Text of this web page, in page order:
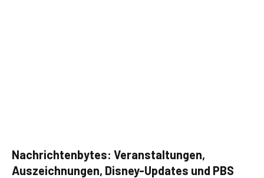
Nachrichtenbytes: Veranstaltungen,
Auszeichnungen, Disney-Updates und PBS